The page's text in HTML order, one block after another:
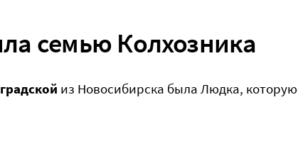
семью Колхозника
из Новосибирска была Людка, которую